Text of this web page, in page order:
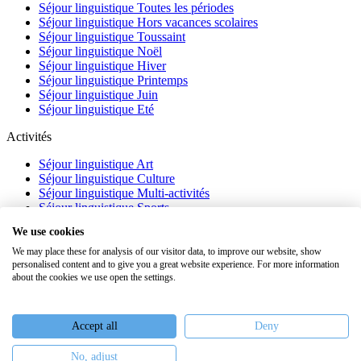
Séjour linguistique Toutes les périodes
Séjour linguistique Hors vacances scolaires
Séjour linguistique Toussaint
Séjour linguistique Noël
Séjour linguistique Hiver
Séjour linguistique Printemps
Séjour linguistique Juin
Séjour linguistique Eté
Activités
Séjour linguistique Art
Séjour linguistique Culture
Séjour linguistique Multi-activités
Séjour linguistique Sports
À propos
FAQ
Webinaires
Nous recrutons
We use cookies
We may place these for analysis of our visitor data, to improve our website, show
personalised content and to give you a great website experience. For more information
about the cookies we use open the settings.
Accept all Deny
No, adjust